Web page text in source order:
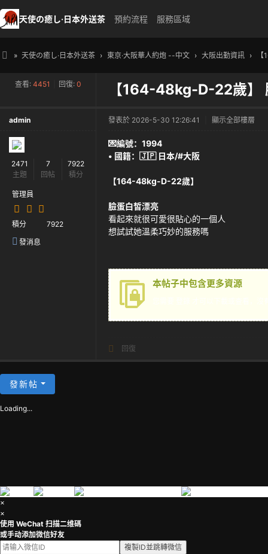
天使の癒し·日本外送茶 預約流程 服務區域
癒
» 天使の癒し·日本外送茶 › 東京·大阪華人約炮 --中文 › 大阪出勤資訊 ›
查看: 4451 回復: 0 【164-48kg-D-22歲】
admin
2471
主題
7
回帖
7922
積分
管理員
積分 7922
發消息
發表於 2026-5-30 12:26:41 顯示全部樓層
💌編號：1994
• 國籍：🇯🇵 日本/#大阪
【164-48kg-D-22歲】
臉蛋白皙漂亮
看起來就很可愛很貼心的一個人
想試試她溫柔巧妙的服務嗎
本帖子中包含更多資源
回復
發新帖
Loading...
×
×
使用 WeChat 扫描二维碼
或手动添加微信好友
複製ID並跳轉微信